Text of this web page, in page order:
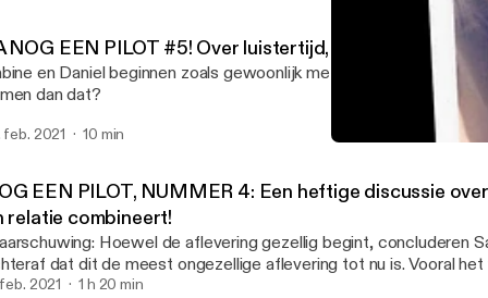
NOG EEN PILOT #5! Over luistertijd, snowboarden, en...
en Daniel beginnen zoals gewoonlijk met wat small talk. Of
dan dat?
feb. 2021 10 min
EEN PILOT, NUMMER 4: Een heftige discussie
relatie combineert!
Hoewel de aflevering gezellig begint, concluderen
dat dit de meest ongezellige aflevering tot nu is. Vooral het
over ambitie en relatie loopt aardig uit de hand...
feb. 2021 1 h 20 min